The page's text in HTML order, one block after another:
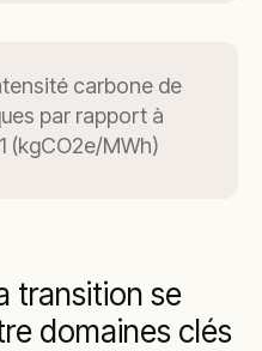
carbone de
par rapport à
(kgCO2e/MWh)
transition se
domaines clés